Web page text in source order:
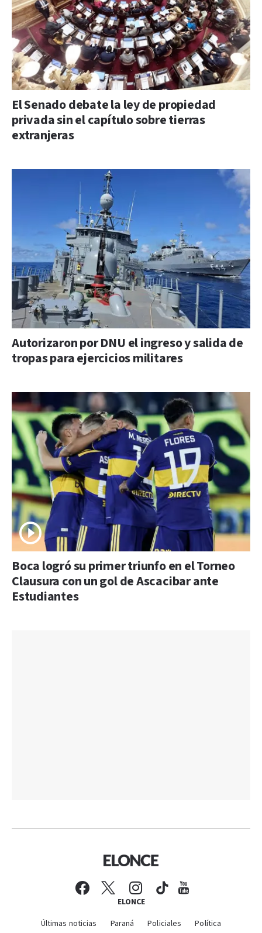
El Senado debate la ley de propiedad
privada sin el capítulo sobre tierras
extranjeras
Autorizaron por DNU el ingreso y salida de
tropas para ejercicios militares
Boca logró su primer triunfo en el Torneo
Clausura con un gol de Ascacibar ante
Estudiantes
ELONCE
Últimas noticias Paraná Policiales Política